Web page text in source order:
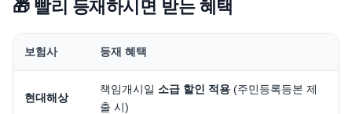
🎁 빨리 등재하시면 받는 혜택
보험사 등재 혜택
현대해상
책임개시일 소급 할인 적용 (주민등록등본 제
출 시)